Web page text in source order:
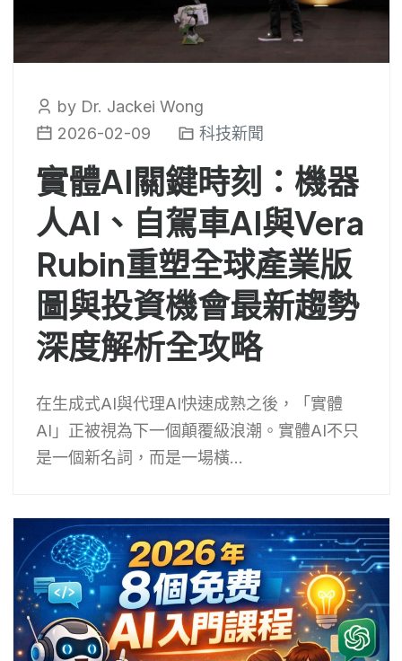
by Dr. Jackei Wong
2026-02-09
科技新聞
實體AI關鍵時刻：機器
人AI、自駕車AI與Vera
Rubin重塑全球產業版
圖與投資機會最新趨勢
深度解析全攻略
在生成式AI與代理AI快速成熟之後，「實體
AI」正被視為下一個顛覆級浪潮。實體AI不只
是一個新名詞，而是一場橫...